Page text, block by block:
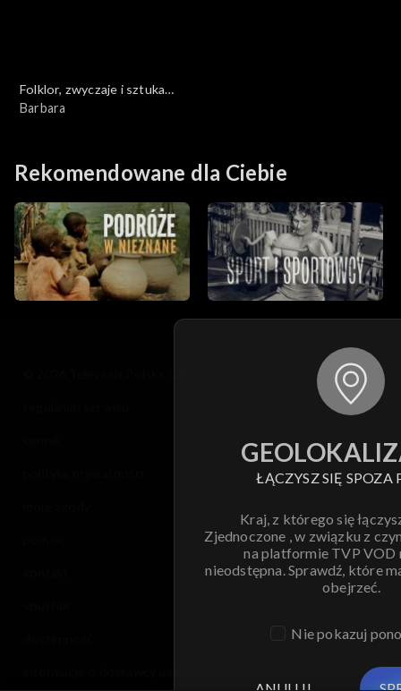
Folklor, zwyczaje i sztuka
ludowa
Barbara
Rekomendowane dla Ciebie
ŁĄCZYSZ SIĘ SPOZA
Kraj, z którego się
Zjednoczone , w związku z
na platformie TVP VOD
nieodstępna. Sprawdź, które
obejrzeć.
Nie pokazuj